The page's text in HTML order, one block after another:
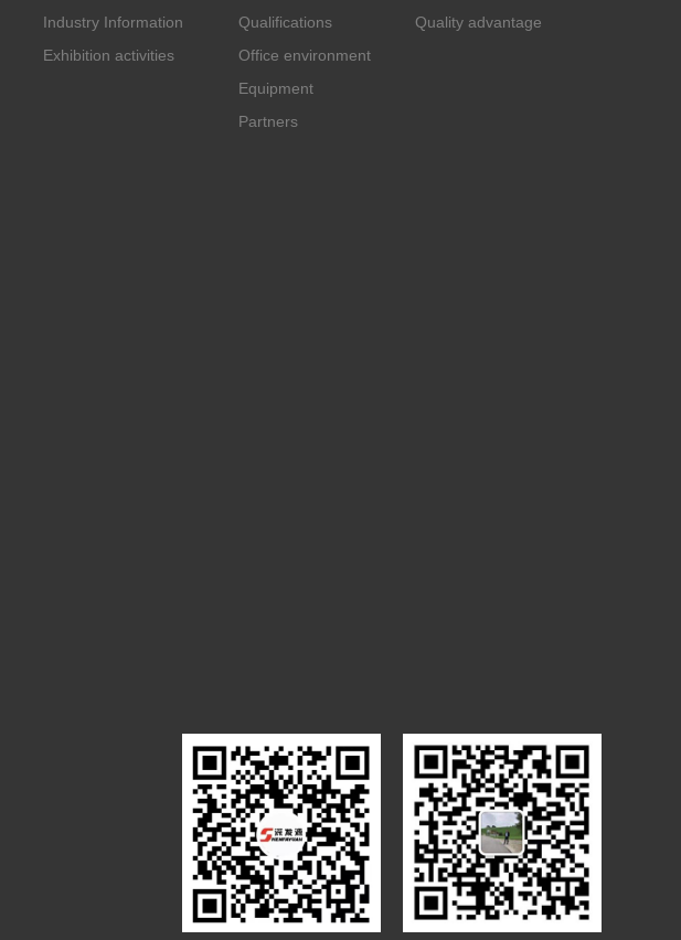
Industry Information
Exhibition activities
Qualifications
Office environment
Equipment
Partners
Quality advantage